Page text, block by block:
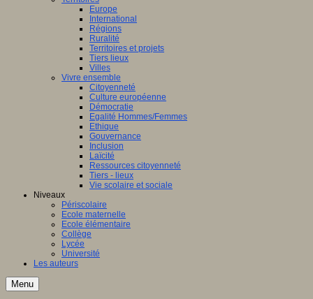
Europe
International
Régions
Ruralité
Territoires et projets
Tiers lieux
Villes
Vivre ensemble
Citoyenneté
Culture européenne
Démocratie
Egalité Hommes/Femmes
Ethique
Gouvernance
Inclusion
Laïcité
Ressources citoyenneté
Tiers - lieux
Vie scolaire et sociale
Niveaux
Périscolaire
Ecole maternelle
Ecole élémentaire
Collège
Lycée
Université
Les auteurs
Menu